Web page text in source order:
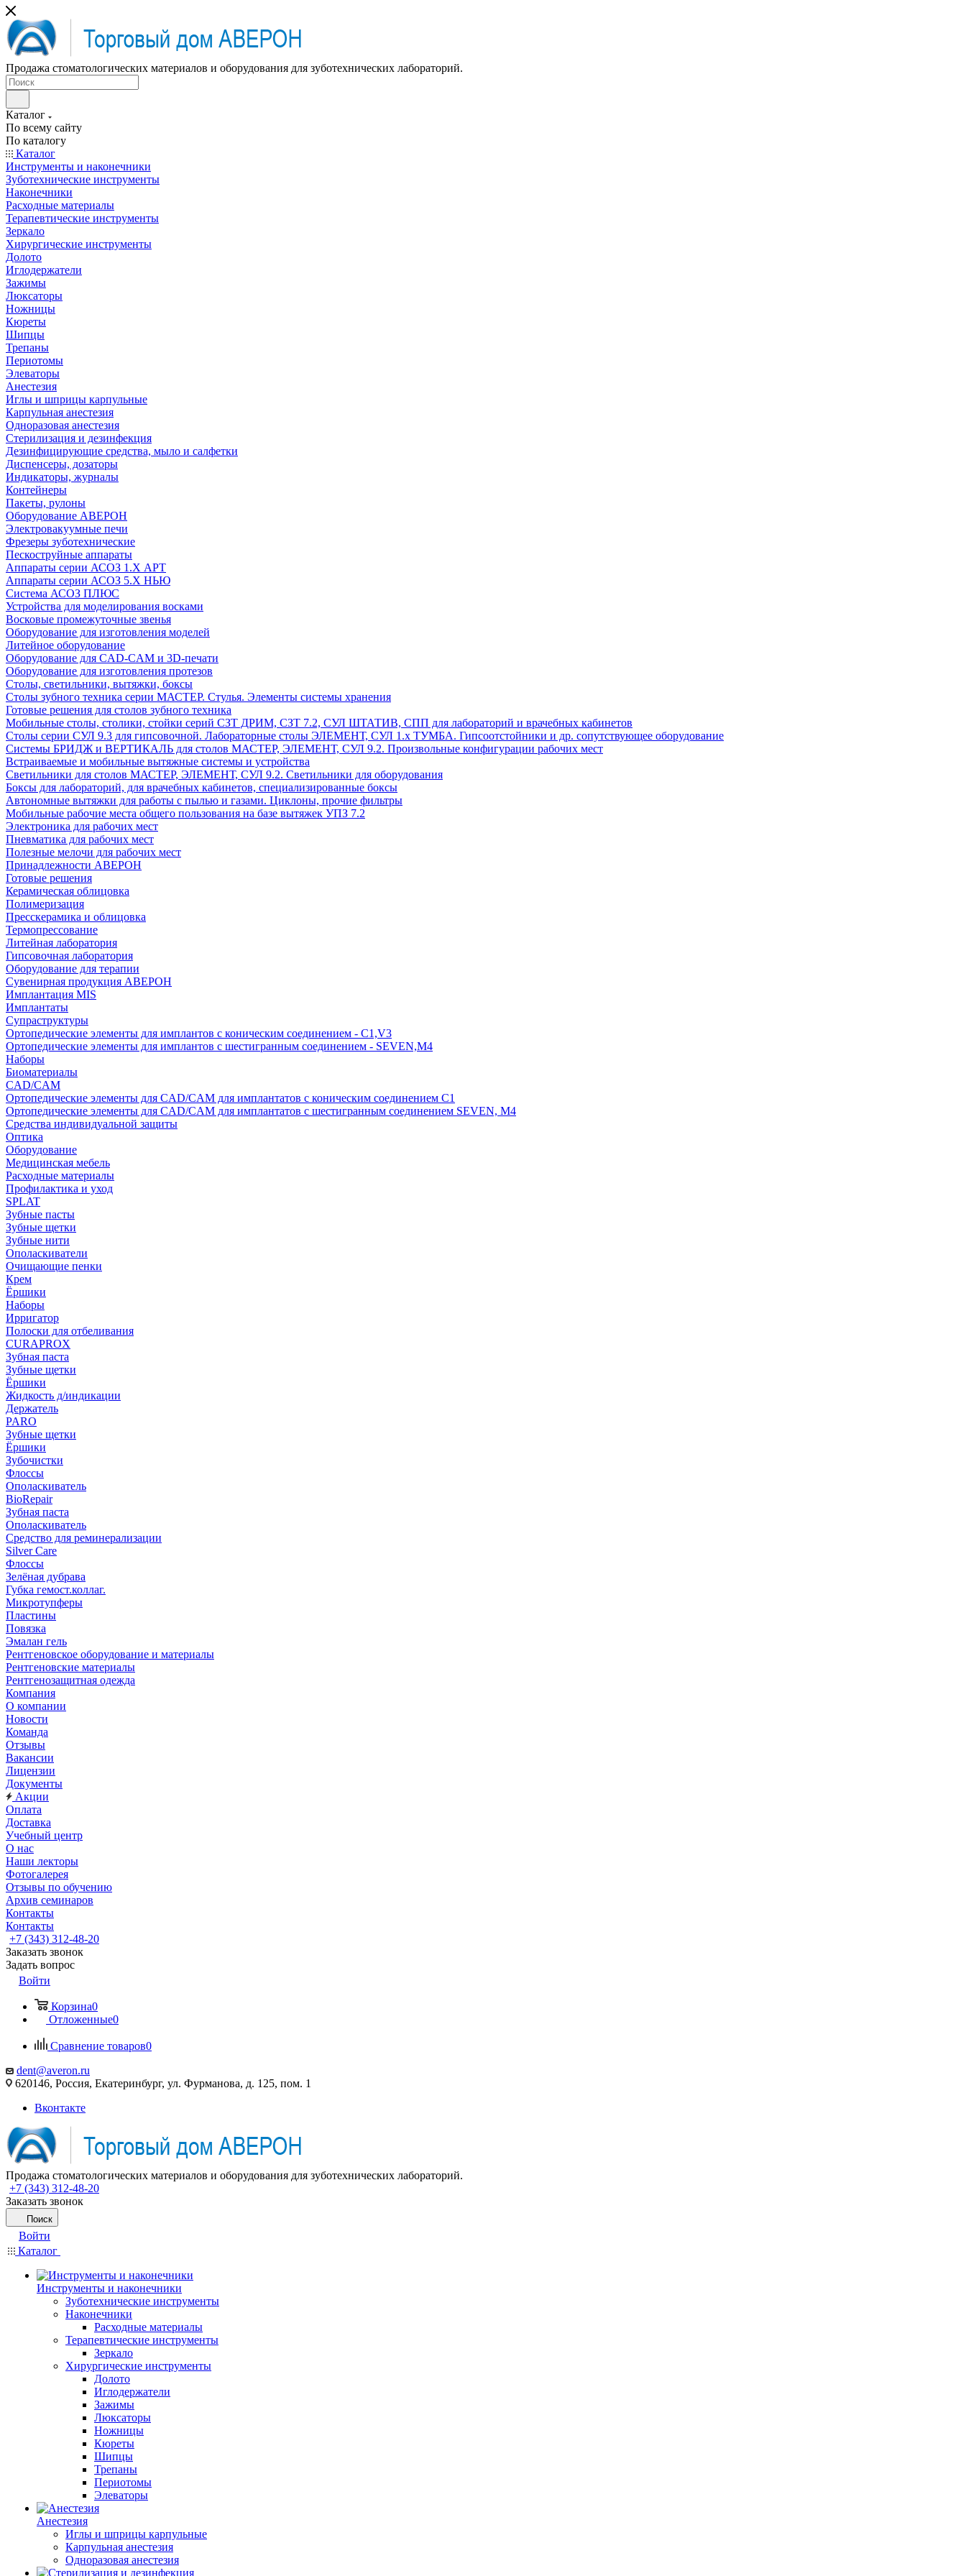
Продажа стоматологических материалов и оборудования для зуботехнических лабораторий.
Каталог
По всему сайту
По каталогу
Каталог
Инструменты и наконечники
Зуботехнические инструменты
Наконечники
Расходные материалы
Терапевтические инструменты
Зеркало
Хирургические инструменты
Долото
Иглодержатели
Зажимы
Люксаторы
Ножницы
Кюреты
Шипцы
Трепаны
Периотомы
Элеваторы
Анестезия
Иглы и шприцы карпульные
Карпульная анестезия
Одноразовая анестезия
Стерилизация и дезинфекция
Дезинфицирующие средства, мыло и салфетки
Диспенсеры, дозаторы
Индикаторы, журналы
Контейнеры
Пакеты, рулоны
Оборудование АВЕРОН
Электровакуумные печи
Фрезеры зуботехнические
Пескоструйные аппараты
Аппараты серии АСОЗ 1.Х АРТ
Аппараты серии АСОЗ 5.Х НЬЮ
Система АСОЗ ПЛЮС
Устройства для моделирования восками
Восковые промежуточные звенья
Оборудование для изготовления моделей
Литейное оборудование
Оборудование для CAD-CAM и 3D-печати
Оборудование для изготовления протезов
Cтолы, светильники, вытяжки, боксы
Столы зубного техника серии МАСТЕР. Стулья. Элементы системы хранения
Готовые решения для столов зубного техника
Мобильные столы, столики, стойки серий СЗТ ДРИМ, СЗТ 7.2, СУЛ ШТАТИВ, СПП для лабораторий и врачебных кабинетов
Столы серии СУЛ 9.3 для гипсовочной. Лабораторные столы ЭЛЕМЕНТ, СУЛ 1.х ТУМБА. Гипсоотстойники и др. сопутствующее оборудование
Системы БРИДЖ и ВЕРТИКАЛЬ для столов МАСТЕР, ЭЛЕМЕНТ, СУЛ 9.2. Произвольные конфигурации рабочих мест
Встраиваемые и мобильные вытяжные системы и устройства
Светильники для столов МАСТЕР, ЭЛЕМЕНТ, СУЛ 9.2. Светильники для оборудования
Боксы для лабораторий, для врачебных кабинетов, специализированные боксы
Автономные вытяжки для работы с пылью и газами. Циклоны, прочие фильтры
Мобильные рабочие места общего пользования на базе вытяжек УПЗ 7.2
Электроника для рабочих мест
Пневматика для рабочих мест
Полезные мелочи для рабочих мест
Принадлежности АВЕРОН
Готовые решения
Керамическая облицовка
Полимеризация
Пресскерамика и облицовка
Термопрессование
Литейная лаборатория
Гипсовочная лаборатория
Оборудование для терапии
Сувенирная продукция АВЕРОН
Имплантация MIS
Имплантаты
Супраструктуры
Ортопедические элементы для имплантов с коническим соединением - C1,V3
Ортопедические элементы для имплантов с шестигранным соединением - SEVEN,M4
Наборы
Биоматериалы
CAD/CAM
Ортопедические элементы для CAD/CAM для имплантатов с коническим соединением С1
Ортопедические элементы для CAD/CAM для имплантатов с шестигранным соединением SEVEN, М4
Средства индивидуальной защиты
Оптика
Оборудование
Медицинская мебель
Расходные материалы
Профилактика и уход
SPLAT
Зубные пасты
Зубные щетки
Зубные нити
Ополаскиватели
Очищающие пенки
Крем
Ёршики
Наборы
Ирригатор
Полоски для отбеливания
CURAPROX
Зубная паста
Зубные щетки
Ёршики
Жидкость д/индикации
Держатель
PARO
Зубные щетки
Ёршики
Зубочистки
Флоссы
Ополаскиватель
BioRepair
Зубная паста
Ополаскиватель
Средство для реминерализации
Silver Care
Флоссы
Зелёная дубрава
Губка гемост.коллаг.
Микротупферы
Пластины
Повязка
Эмалан гель
Рентгеновское оборудование и материалы
Рентгеновские материалы
Рентгенозащитная одежда
Компания
О компании
Новости
Команда
Отзывы
Вакансии
Лицензии
Документы
Акции
Оплата
Доставка
Учебный центр
О нас
Наши лекторы
Фотогалерея
Отзывы по обучению
Архив семинаров
Контакты
Контакты
+7 (343) 312-48-20
Заказать звонок
Задать вопрос
Войти
Корзина0
Отложенные0
Сравнение товаров0
dent@averon.ru
620146, Россия, Екатеринбург, ул. Фурманова, д. 125, пом. 1
Вконтакте
Продажа стоматологических материалов и оборудования для зуботехнических лабораторий.
+7 (343) 312-48-20
Заказать звонок
Поиск
Войти
Каталог
Инструменты и наконечники
Зуботехнические инструменты
Наконечники
Расходные материалы
Терапевтические инструменты
Зеркало
Хирургические инструменты
Долото
Иглодержатели
Зажимы
Люксаторы
Ножницы
Кюреты
Шипцы
Трепаны
Периотомы
Элеваторы
Анестезия
Иглы и шприцы карпульные
Карпульная анестезия
Одноразовая анестезия